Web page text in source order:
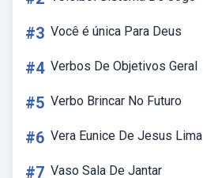
#3 Você é única Para Deus
#4 Verbos De Objetivos Geral
#5 Verbo Brincar No Futuro
#6 Vera Eunice De Jesus Lima
#7 Vaso Sala De Jantar